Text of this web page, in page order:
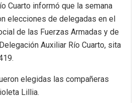
Cuarto informó que la semana
elecciones de delegadas en el
de las Fuerzas Armadas y de
Auxiliar Río Cuarto, sita
elegidas las compañeras
Lillia.